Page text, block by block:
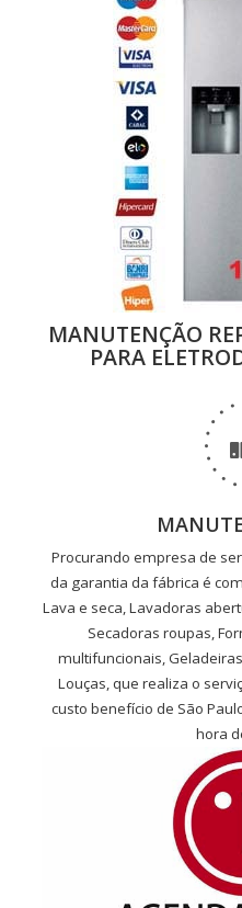
MANUTENÇÃO
PARA
Procurando empresa de
da garantia da fábrica é
Lava e seca, Lavadoras
Secadoras roupas,
multifuncionais,
Louças, que realiza o
custo benefício de São
hora